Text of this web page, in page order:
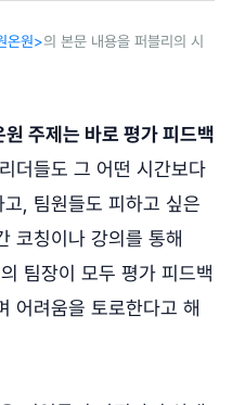
온원>의 본문 내용을 퍼블리의 시
주제는 바로 평가 피드백
더들도 그 어떤 시간보다
, 팀원들도 피하고 싶은
코칭이나 강의를 통해
팀장이 모두 평가 피드백
어려움을 토로한다고 해